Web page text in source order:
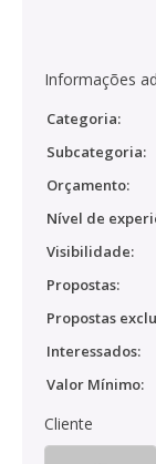
Informações
Categoria:
Subcategoria:
Orçamento:
Nível de
Visibilidade:
Propostas:
Propostas
Interessados:
Valor Mínimo:
Cliente